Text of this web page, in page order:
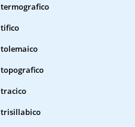
termografico
tifico
tolemaico
topografico
tracico
trisillabico